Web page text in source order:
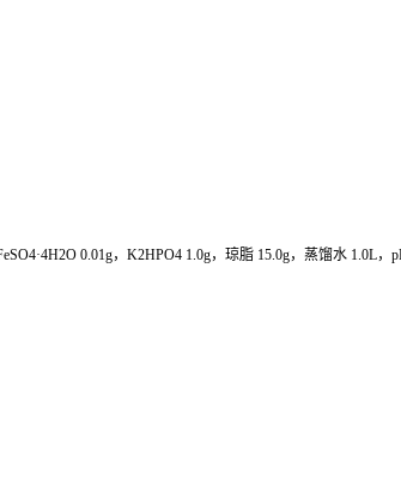
0.01g，K2HPO4 1.0g，琼脂 15.0g，蒸馏水 1.0L，